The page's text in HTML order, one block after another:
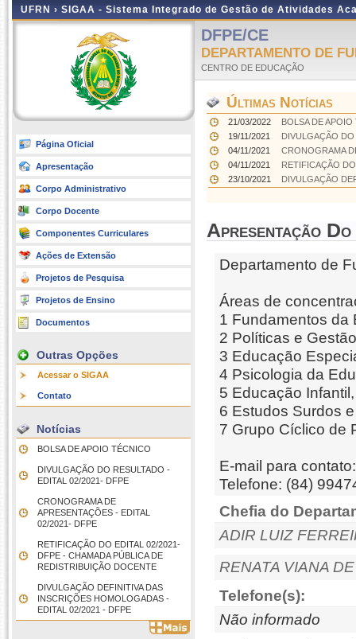
UFRN › SIGAA - Sistema Integrado de Gestão de Atividades
Página Oficial
Apresentação
Corpo Administrativo
Corpo Docente
Componentes Curriculares
Ações de Extensão
Projetos de Pesquisa
Projetos de Ensino
Documentos
Outras Opções
Acessar o SIGAA
Contato
Notícias
BOLSA DE APOIO TÉCNICO
DIVULGAÇÃO DO RESULTADO -
EDITAL 02/2021- DFPE
CRONOGRAMA DE
APRESENTAÇÕES - EDITAL
02/2021- DFPE
RETIFICAÇÃO DO EDITAL 02/2021-
DFPE - CHAMADA PÚBLICA DE
REDISTRIBUIÇÃO DOCENTE
DIVULGAÇÃO DEFINITIVA DAS
INSCRIÇÕES HOMOLOGADAS -
EDITAL 02/2021 - DFPE
DFPE/CE
DEPARTAMENTO DE
CENTRO DE EDUCAÇÃO
Últimas Notícias
21/03/2022
BOLSA DE
19/11/2021
DIVULGAÇÃO
04/11/2021
CRONOGRAMA
04/11/2021
RETIFICAÇÃO
23/10/2021
DIVULGAÇÃO
Apresentação
Departamento de
Áreas de
1 Fundamentos da
2 Políticas e
3 Educação
4 Psicologia da
5 Educação
6 Estudos Surdos
7 Grupo Cíclico de
E-mail para
Telefone: (84)
Chefia do
ADIR LUIZ
RENATA VIANA
Telefone(s):
Não informado